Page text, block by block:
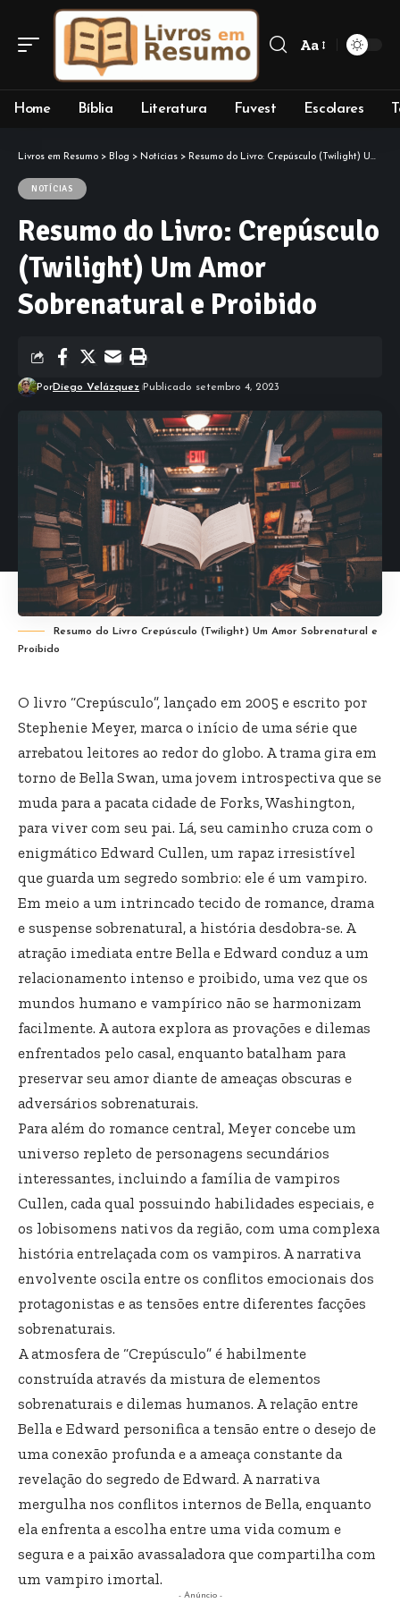
Font
Aa
Home Bíblia Literatura Fuvest Escolares
Livros em Resumo > Blog > Notícias > Resumo do Livro: Crepúsculo (Twilight) Um Amor Sobrenatural e Proibido
NOTÍCIAS
Resumo do Livro: Crepúsculo
(Twilight) Um Amor
Sobrenatural e Proibido
PorDiego Velázquez Publicado setembro 4, 2023
Resumo do Livro Crepúsculo (Twilight) Um Amor Sobrenatural e
Proibido
O livro “Crepúsculo”, lançado em 2005 e escrito por
Stephenie Meyer, marca o início de uma série que
arrebatou leitores ao redor do globo. A trama gira em
torno de Bella Swan, uma jovem introspectiva que se
muda para a pacata cidade de Forks, Washington,
para viver com seu pai. Lá, seu caminho cruza com o
enigmático Edward Cullen, um rapaz irresistível
que guarda um segredo sombrio: ele é um vampiro.
Em meio a um intrincado tecido de romance, drama
e suspense sobrenatural, a história desdobra-se. A
atração imediata entre Bella e Edward conduz a um
relacionamento intenso e proibido, uma vez que os
mundos humano e vampírico não se harmonizam
facilmente. A autora explora as provações e dilemas
enfrentados pelo casal, enquanto batalham para
preservar seu amor diante de ameaças obscuras e
adversários sobrenaturais.
Para além do romance central, Meyer concebe um
universo repleto de personagens secundários
interessantes, incluindo a família de vampiros
Cullen, cada qual possuindo habilidades especiais, e
os lobisomens nativos da região, com uma complexa
história entrelaçada com os vampiros. A narrativa
envolvente oscila entre os conflitos emocionais dos
protagonistas e as tensões entre diferentes facções
sobrenaturais.
A atmosfera de “Crepúsculo” é habilmente
construída através da mistura de elementos
sobrenaturais e dilemas humanos. A relação entre
Bella e Edward personifica a tensão entre o desejo de
uma conexão profunda e a ameaça constante da
revelação do segredo de Edward. A narrativa
mergulha nos conflitos internos de Bella, enquanto
ela enfrenta a escolha entre uma vida comum e
segura e a paixão avassaladora que compartilha com
um vampiro imortal.
- Anúncio -